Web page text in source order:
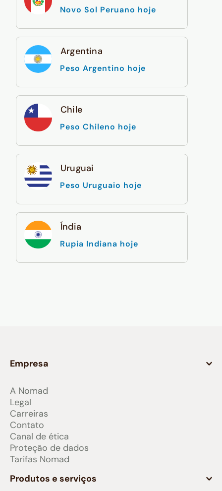
Novo Sol Peruano hoje
Argentina
Peso Argentino hoje
Chile
Peso Chileno hoje
Uruguai
Peso Uruguaio hoje
Índia
Rupia Indiana hoje
Empresa
A Nomad
Legal
Carreiras
Contato
Canal de ética
Proteção de dados
Tarifas Nomad
Produtos e serviços